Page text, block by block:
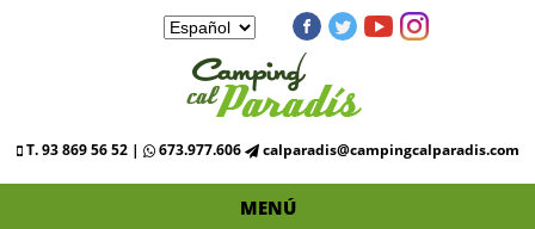
T. 93 869 56 52 | 673.977.606 calparadis@campingcalparadis.com
MENÚ